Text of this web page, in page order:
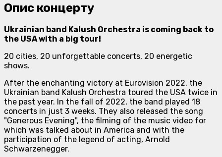
Опис концерту
Ukrainian band Kalush Orchestra is coming back to
the USA with a big tour!
20 cities, 20 unforgettable concerts, 20 energetic
shows.
After the enchanting victory at Eurovision 2022, the
Ukrainian band Kalush Orchestra toured the USA twice in
the past year. In the fall of 2022, the band played 18
concerts in just 3 weeks. They also released the song
"Generous Evening", the filming of the music video for
which was talked about in America and with the
participation of the legend of acting, Arnold
Schwarzenegger.